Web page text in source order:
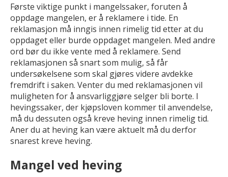
Første viktige punkt i mangelssaker, foruten å
oppdage mangelen, er å reklamere i tide. En
reklamasjon må inngis innen rimelig tid etter at du
oppdaget eller burde oppdaget mangelen. Med andre
ord bør du ikke vente med å reklamere. Send
reklamasjonen så snart som mulig, så får
undersøkelsene som skal gjøres videre avdekke
fremdrift i saken. Venter du med reklamasjonen vil
muligheten for å ansvarliggjøre selger bli borte. I
hevingssaker, der kjøpsloven kommer til anvendelse,
må du dessuten også kreve heving innen rimelig tid.
Aner du at heving kan være aktuelt må du derfor
snarest kreve heving.
Mangel ved heving